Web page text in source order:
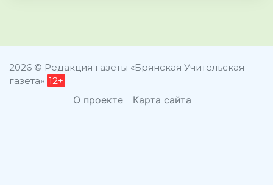
2026 © Редакция газеты «Брянская Учительская
газета» 12+
О проекте Карта сайта